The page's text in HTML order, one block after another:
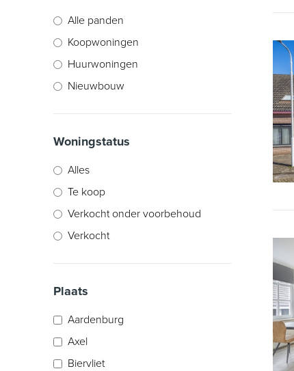
Alle panden
Koopwoningen
Huurwoningen
Nieuwbouw
Woningstatus
Alles
Te koop
Verkocht onder voorbehoud
Verkocht
Plaats
Aardenburg
Axel
Biervliet